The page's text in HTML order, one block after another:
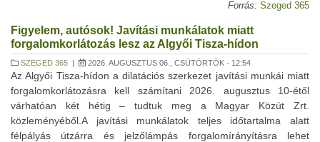
Forrás: Szeged 365
Figyelem, autósok! Javítási munkálatok miatt
forgalomkorlátozás lesz az Algyői Tisza-hídon
SZEGED 365 | 2026. AUGUSZTUS 06., CSÜTÖRTÖK - 12:54
Az Algyői Tisza-hídon a dilatációs szerkezet javítási munkái miatt
forgalomkorlátozásra kell számítani 2026. augusztus 10-étől
várhatóan két hétig – tudtuk meg a Magyar Közút Zrt.
közleményéből.A javítási munkálatok teljes időtartalma alatt
félpályás útzárra és jelzőlámpás forgalomírányításra lehet